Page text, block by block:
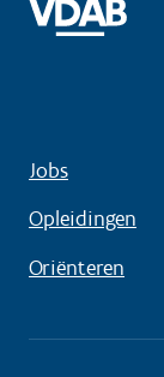
Jobs
Opleidingen
Oriënteren